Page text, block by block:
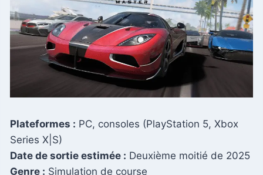
Plateformes : PC, consoles (PlayStation 5, Xbox
Series X|S)
Date de sortie estimée : Deuxième moitié de 2025
Genre : Simulation de course